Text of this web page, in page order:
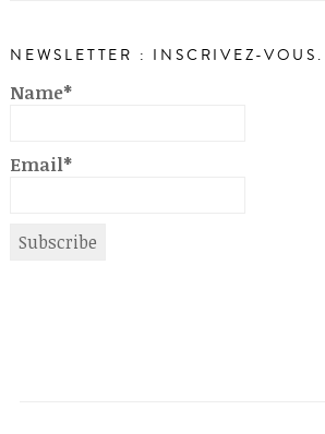
NEWSLETTER : INSCRIVEZ-VOUS.
Name*
Email*